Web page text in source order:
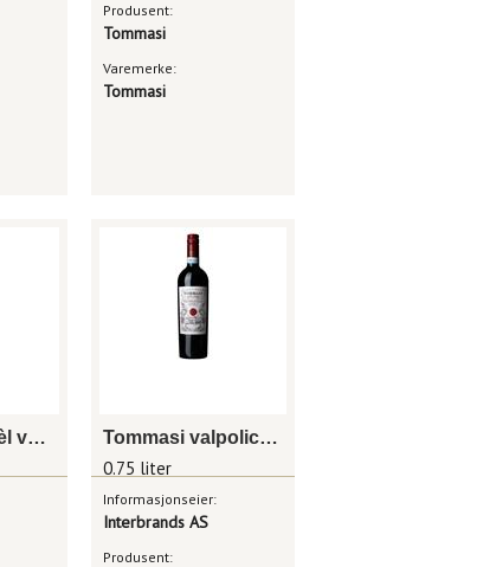
Produsent:
Tommasi
Varemerke:
Tommasi
Tommasi rafaèl valpolicella classico superiore Tommasi valpolicella
0.75 liter
Informasjonseier:
Interbrands AS
Produsent: